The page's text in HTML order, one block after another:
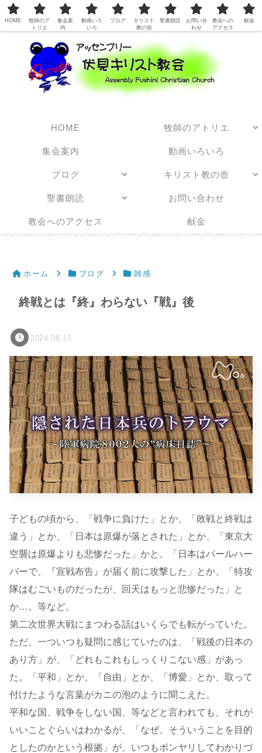
日本アッセンブリーズ・オブ・ゴッド教団
HOME 牧師のアトリエ
集会案内 動画いろいろ
ブログ キリスト教の壺
聖書朗読 お問い合わせ
教会へのアクセス 献金
ホーム ブログ 雑感
終戦とは『終』わらない『戦』後
2024.08.15
子どもの頃から、「戦争に負けた」とか、「敗戦と終戦は
違う」とか、「日本は原爆が落とされた」とか、「東京大
空襲は原爆よりも悲惨だった」かと、「日本はパールハー
バーで、『宣戦布告』が届く前に攻撃した」とか、「特攻
隊はむごいものだったが、回天はもっと悲惨だった」と
か…。等など。
第二次世界大戦にまつわる話はいくらでも転がっていた。
ただ、一ついつも疑問に感じていたのは、「戦後の日本の
あり方」が、「どれもこれもしっくりこない感」があっ
た。「平和」とか、「自由」とか、「博愛」とか、取って
付けたような言葉がカニの泡のように聞こえた。
平和な国、戦争をしない国、等などと言われても、それが
いいことぐらいはわかるが、「なぜ、そういうことを目的
としたのかという根拠」が、いつもボンヤリしてわかりづ
HOME
牧師のア
トリエ
集会案
内
動画いろ
いろ
ブログ
キリスト
教の壺
聖書朗読
お問い合
わせ
教会への
アクセス
献金